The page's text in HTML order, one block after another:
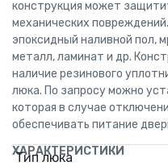
конструкция может
механических
эпоксидный наливной пол,
металл, ламинат и др.
наличие резинового
люка. По запросу можно
которая в случае
обеспечивать питание
ХАРАКТЕРИСТИКИ
Тип люка